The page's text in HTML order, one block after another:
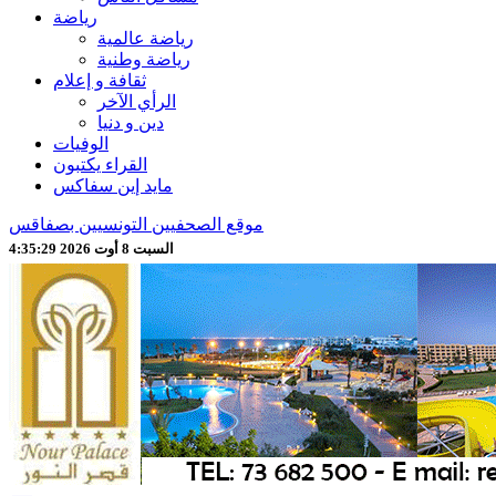
رياضة
رياضة عالمية
رياضة وطنية
ثقافة و إعلام
الرأي الآخر
دين و دنيا
الوفيات
القراء يكتبون
مايد إين سفاكس
موقع الصحفيين التونسيين بصفاقس
السبت 8 أوت 2026 4:35:31